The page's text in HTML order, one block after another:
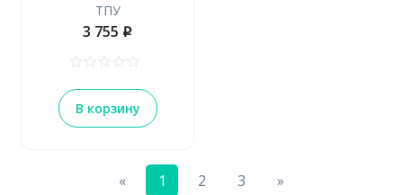
ТПУ
3 755 p
В корзину
«Previous
1 2 3 »